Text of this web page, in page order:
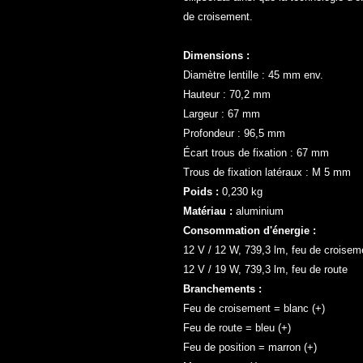
de croisement.
Dimensions :
Diamètre lentille : 45 mm env.
Hauteur : 70,2 mm
Largeur : 67 mm
Profondeur : 96,5 mm
Écart trous de fixation : 67 mm
Trous de fixation latéraux : M 5 mm
Poids : 0,230 kg
Matériau : aluminium
Consommation d'énergie :
12 V / 12 W, 739,3 lm, feu de
12 V / 19 W, 739,3 lm, feu de route
Branchements :
Feu de croisement = blanc (+)
Feu de route = bleu (+)
Feu de position = marron (+)